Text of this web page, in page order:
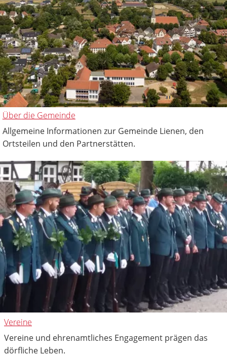
Über die Gemeinde
Allgemeine Informationen zur Gemeinde Lienen, den
Ortsteilen und den Partnerstätten.
Vereine
Vereine und ehrenamtliches Engagement prägen das
dörfliche Leben.